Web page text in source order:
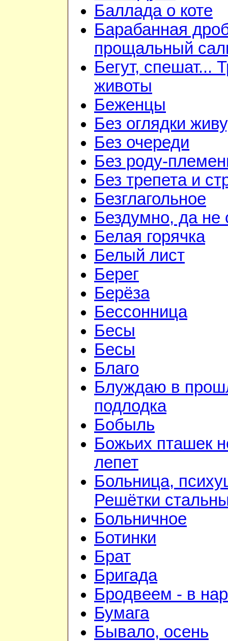
Баллада о коте
Барабанная
прощальный
Бегут, спешат...
животы
Беженцы
Без оглядки
Без очереди
Без роду-
Без трепета и
Безглагольное
Бездумно, да не
Белая горячка
Белый лист
Берег
Берёза
Бессонница
Бесы
Бесы
Благо
Блуждаю в
подлодка
Бобыль
Божьих пташек
лепет
Больница,
Решётки
Больничное
Ботинки
Брат
Бригада
Бродвеем - в
Бумага
Бывало, осень